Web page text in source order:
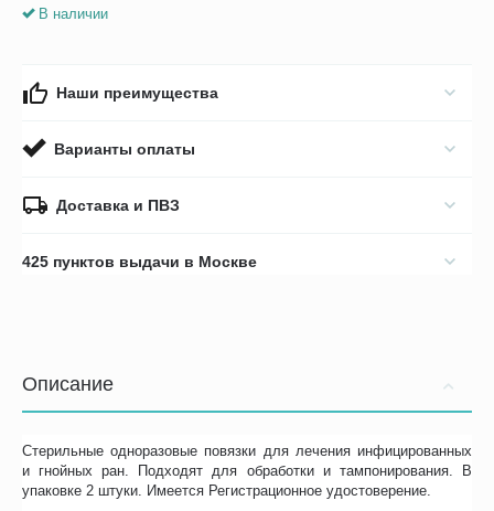
В наличии
Наши преимущества
Варианты оплаты
Доставка и ПВЗ
425 пунктов выдачи в Москве
Описание
Стерильные одноразовые повязки для лечения инфицированных
и гнойных ран. Подходят для обработки и тампонирования. В
упаковке 2 штуки. Имеется Регистрационное удостоверение.